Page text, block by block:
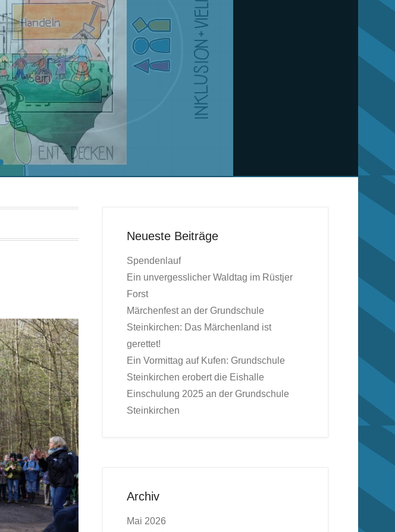
Neueste Beiträge
Spendenlauf
Ein unvergesslicher Waldtag im Rüstjer
Forst
Märchenfest an der Grundschule
Steinkirchen: Das Märchenland ist
gerettet!
Ein Vormittag auf Kufen: Grundschule
Steinkirchen erobert die Eishalle
Einschulung 2025 an der Grundschule
Steinkirchen
Archiv
Mai 2026